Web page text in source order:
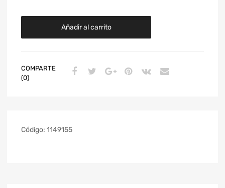
Añadir al carrito
COMPARTE
(0)
Código: 1149155